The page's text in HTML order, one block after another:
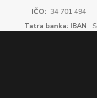
IČO: 34 701
Tatra banka: IBAN